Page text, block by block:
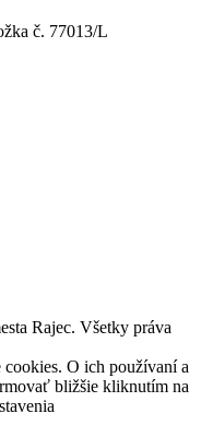
č. 77013/L
Rajec. Všetky práva
cookies. O ich používaní a
bližšie kliknutím na